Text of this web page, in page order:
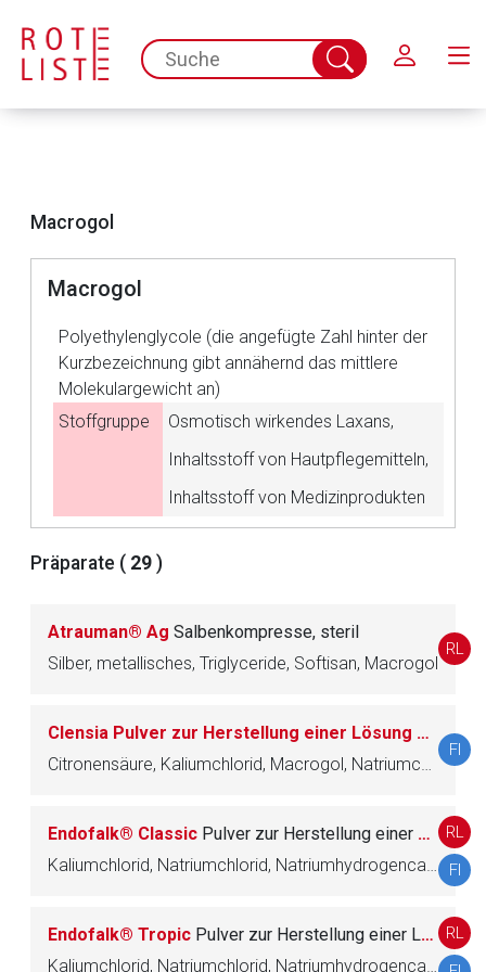
spc.search.input.placeholder
Suche
abschicken
Macrogol
Macrogol
Polyethylenglycole (die angefügte Zahl hinter der
Kurzbezeichnung gibt annähernd das mittlere
Molekulargewicht an)
Stoffgruppe
Osmotisch wirkendes Laxans,
Inhaltsstoff von Hautpflegemitteln,
Inhaltsstoff von Medizinprodukten
Präparate ( 29 )
Atrauman® Ag Salbenkompresse, steril
Silber, metallisches, Triglyceride, Softisan, Macrogol
RL
Clensia Pulver zur Herstellung einer Lösung zum Einnehmen
Citronensäure, Kaliumchlorid, Macrogol, Natriumchlorid, Natriumcitrat, Natriumsulfat, Simeticon
FI
Endofalk® Classic Pulver zur Herstellung einer Lösung zum Einnehmen
Kaliumchlorid, Natriumchlorid, Natriumhydrogencarbonat, Macrogol
RL
FI
Endofalk® Tropic Pulver zur Herstellung einer Lösung zum Einnehmen
Kaliumchlorid, Natriumchlorid, Natriumhydrogencarbonat, Macrogol
RL
Aufruf einer externen Seite
Der von Ihnen aufgerufene Link öffnet eine externe Web-
Seite. Für die Inhalte der externen Web-Seite ist deren